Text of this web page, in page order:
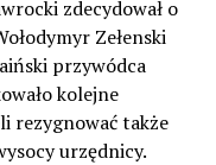
zdecydował o
Zełenski
przywódca
kolejne
rezygnować także
urzędnicy.